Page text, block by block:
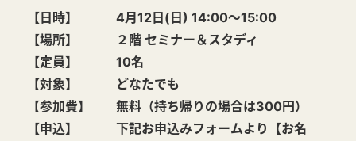
【日時】 4月12日(日) 14:00～15:00
【場所】 ２階 セミナー＆スタディ
【定員】 10名
【対象】 どなたでも
【参加費】 無料（持ち帰りの場合は300円）
【申込】 下記お申込みフォームより【お名